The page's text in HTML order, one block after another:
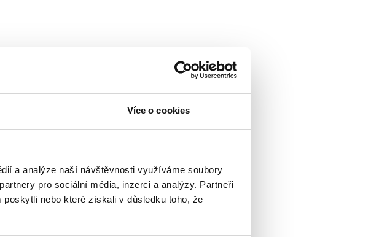
Více o cookies
a analýze naší návštěvnosti využíváme soubory
pro sociální média, inzerci a analýzy. Partneři
nebo které získali v důsledku toho, že